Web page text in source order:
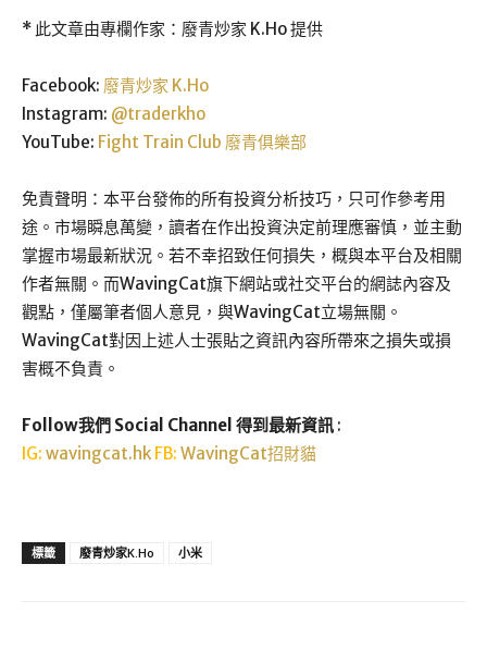
* 此文章由專欄作家：廢青炒家 K.Ho 提供
Facebook: 廢青炒家 K.Ho
Instagram: @traderkho
YouTube: Fight Train Club 廢青俱樂部
免責聲明：本平台發佈的所有投資分析技巧，只可作參考用
途。市場瞬息萬變，讀者在作出投資決定前理應審慎，並主動
掌握市場最新狀況。若不幸招致任何損失，概與本平台及相關
作者無關。而WavingCat旗下網站或社交平台的網誌內容及
觀點，僅屬筆者個人意見，與WavingCat立場無關。
WavingCat對因上述人士張貼之資訊內容所帶來之損失或損
害概不負責。
Follow我們 Social Channel 得到最新資訊 :
IG: wavingcat.hk FB: WavingCat招財貓
標籤 廢青炒家K.Ho 小米